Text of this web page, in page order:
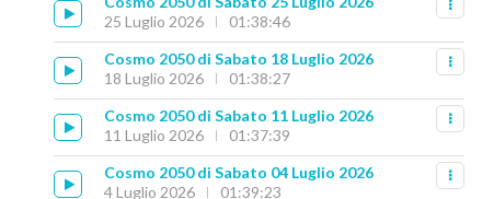
25 Luglio 2026
01:38:46
Cosmo 2050 di Sabato 18 Luglio 2026
18 Luglio 2026
01:38:27
Cosmo 2050 di Sabato 11 Luglio 2026
11 Luglio 2026
01:37:39
Cosmo 2050 di Sabato 04 Luglio 2026
4 Luglio 2026
01:39:23